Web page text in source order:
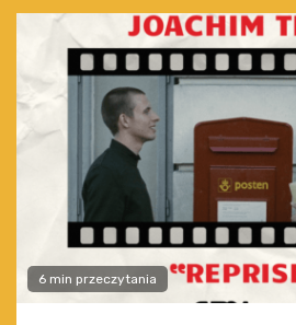
6 min przeczytania